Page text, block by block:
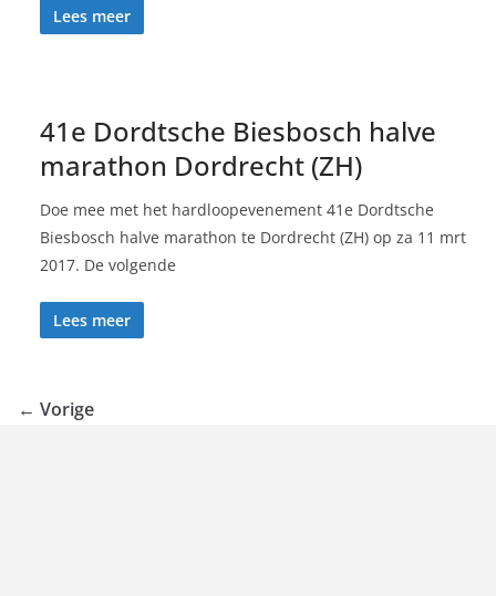
Lees meer
41e Dordtsche Biesbosch halve
marathon Dordrecht (ZH)
Doe mee met het hardloopevenement 41e Dordtsche
Biesbosch halve marathon te Dordrecht (ZH) op za 11 mrt
2017. De volgende
Lees meer
← Vorige